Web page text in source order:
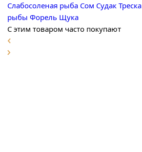
Слабосоленая рыба Сом Судак Треска
рыбы Форель Щука
С этим товаром часто покупают